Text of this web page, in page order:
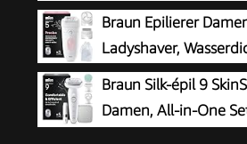
und empfindliche
und rasieren, Haarentferner für
BRE237/00
Braun Epilierer
Ladyshaver,
Braun Silk-épil 9
Damen, All-in-One